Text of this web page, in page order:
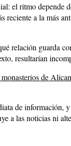
el ritmo depende
reciente a la más
relación guarda
resultarían
de
de información,
a las noticias ni